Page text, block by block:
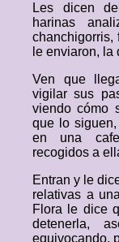
Les dicen
harinas
le enviaron, la
Ven que
vigilar sus
viendo cómo
que lo
en una
recogidos a
Entran y le
relativas a
Flora le dice
detenerla,
equivocando,